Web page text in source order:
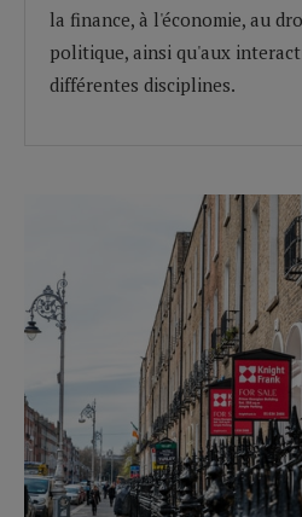
la finance, à l'économie, au
politique, ainsi qu'aux
différentes disciplines.